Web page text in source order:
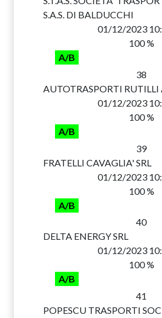
S.A.S. DI BALDUCCHI
01/12/2023
100 %
A/B
38
AUTOTRASPORTI RUTILLI
01/12/2023
100 %
A/B
39
FRATELLI CAVAGLIA' SRL
01/12/2023
100 %
A/B
40
DELTA ENERGY SRL
01/12/2023
100 %
A/B
41
POPESCU TRASPORTI